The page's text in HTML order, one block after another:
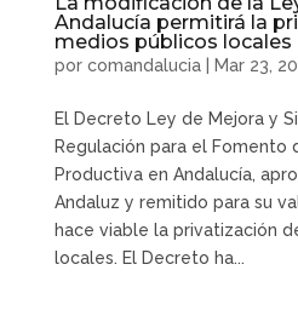
Andalucía permitirá la
medios públicos locales
por comandalucia| Mar 23,
El Decreto Ley de Mejora y
Regulación para el Fomento
Productiva en Andalucía,
Andaluz y remitido para su
hace viable la privatización
locales. El Decreto ha...